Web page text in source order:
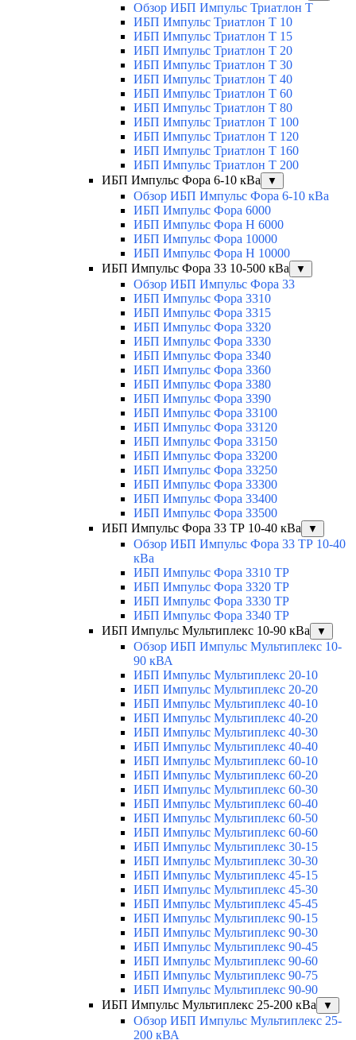
Обзор ИБП Импульс Триатлон Т
ИБП Импульс Триатлон Т 10
ИБП Импульс Триатлон Т 15
ИБП Импульс Триатлон Т 20
ИБП Импульс Триатлон Т 30
ИБП Импульс Триатлон Т 40
ИБП Импульс Триатлон Т 60
ИБП Импульс Триатлон Т 80
ИБП Импульс Триатлон Т 100
ИБП Импульс Триатлон Т 120
ИБП Импульс Триатлон Т 160
ИБП Импульс Триатлон Т 200
ИБП Импульс Фора 6-10 кВа
▼
Обзор ИБП Импульс Фора 6-10 кВа
ИБП Импульс Фора 6000
ИБП Импульс Фора H 6000
ИБП Импульс Фора 10000
ИБП Импульс Фора H 10000
ИБП Импульс Фора 33 10-500 кВа
▼
Обзор ИБП Импульс Фора 33
ИБП Импульс Фора 3310
ИБП Импульс Фора 3315
ИБП Импульс Фора 3320
ИБП Импульс Фора 3330
ИБП Импульс Фора 3340
ИБП Импульс Фора 3360
ИБП Импульс Фора 3380
ИБП Импульс Фора 3390
ИБП Импульс Фора 33100
ИБП Импульс Фора 33120
ИБП Импульс Фора 33150
ИБП Импульс Фора 33200
ИБП Импульс Фора 33250
ИБП Импульс Фора 33300
ИБП Импульс Фора 33400
ИБП Импульс Фора 33500
ИБП Импульс Фора 33 ТР 10-40 кВа
▼
Обзор ИБП Импульс Фора 33 ТР 10-40
кВа
ИБП Импульс Фора 3310 ТР
ИБП Импульс Фора 3320 ТР
ИБП Импульс Фора 3330 ТР
ИБП Импульс Фора 3340 ТР
ИБП Импульс Мультиплекс 10-90 кВа
▼
Обзор ИБП Импульс Мультиплекс 10-
90 кВА
ИБП Импульс Мультиплекс 20-10
ИБП Импульс Мультиплекс 20-20
ИБП Импульс Мультиплекс 40-10
ИБП Импульс Мультиплекс 40-20
ИБП Импульс Мультиплекс 40-30
ИБП Импульс Мультиплекс 40-40
ИБП Импульс Мультиплекс 60-10
ИБП Импульс Мультиплекс 60-20
ИБП Импульс Мультиплекс 60-30
ИБП Импульс Мультиплекс 60-40
ИБП Импульс Мультиплекс 60-50
ИБП Импульс Мультиплекс 60-60
ИБП Импульс Мультиплекс 30-15
ИБП Импульс Мультиплекс 30-30
ИБП Импульс Мультиплекс 45-15
ИБП Импульс Мультиплекс 45-30
ИБП Импульс Мультиплекс 45-45
ИБП Импульс Мультиплекс 90-15
ИБП Импульс Мультиплекс 90-30
ИБП Импульс Мультиплекс 90-45
ИБП Импульс Мультиплекс 90-60
ИБП Импульс Мультиплекс 90-75
ИБП Импульс Мультиплекс 90-90
ИБП Импульс Мультиплекс 25-200 кВа
▼
Обзор ИБП Импульс Мультиплекс 25-
200 кВА